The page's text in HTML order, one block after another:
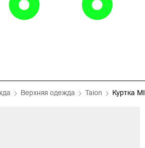
Верхняя одежда Taion Куртка